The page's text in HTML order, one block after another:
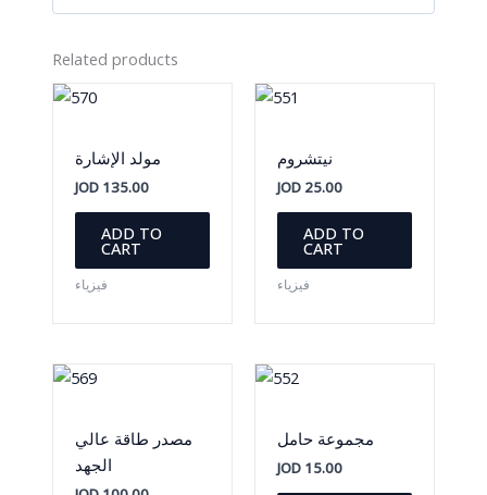
Related products
مولد الإشارة
JOD135.00
ADD TO
CART
فيزياء
نيتشروم
JOD 25.00
ADD TO
CART
فيزياء
مصدر طاقة عالي
الجهد
مجموعة حامل
JOD 15.00